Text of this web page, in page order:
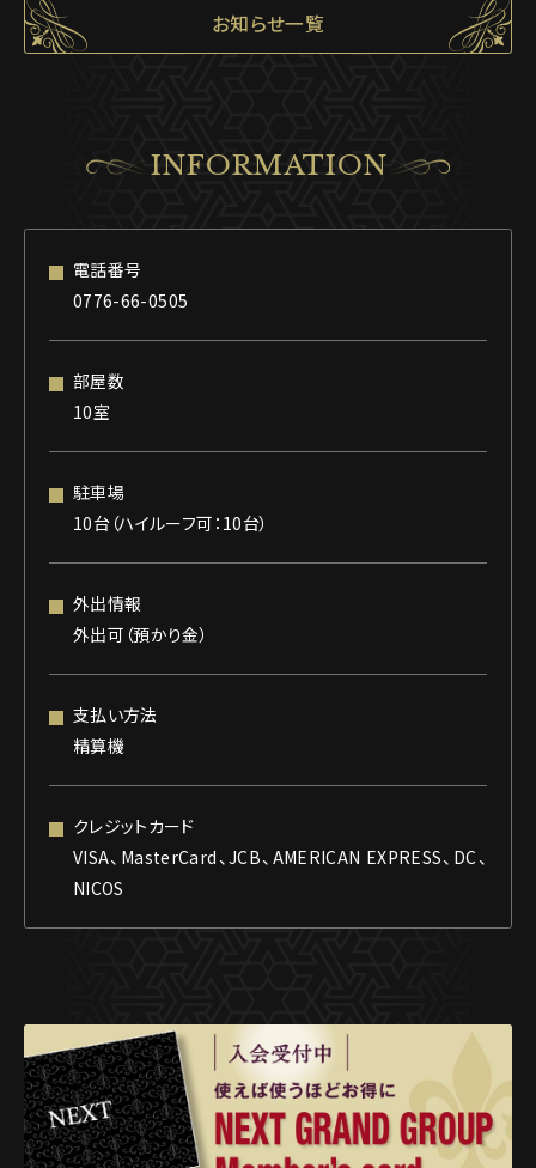
お知らせ一覧
INFORMATION
電話番号
0776-66-0505
部屋数
10室
駐車場
10台（ハイルーフ可：10台）
外出情報
外出可（預かり金）
支払い方法
精算機
クレジットカード
VISA、MasterCard、JCB、AMERICAN EXPRESS、DC、
NICOS